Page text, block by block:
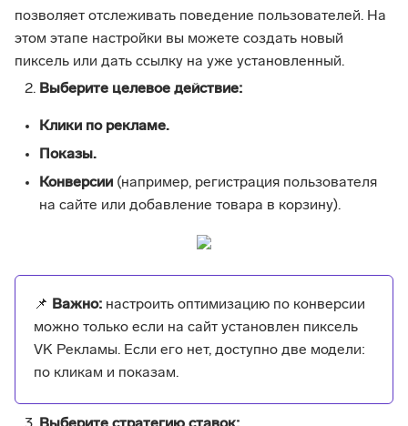
позволяет отслеживать поведение пользователей. На
этом этапе настройки вы можете создать новый
пиксель или дать ссылку на уже установленный.
Выберите целевое действие:
Клики по рекламе.
Показы.
Конверсии (например, регистрация пользователя
на сайте или добавление товара в корзину).
📌 Важно: настроить оптимизацию по конверсии
можно только если на сайт установлен пиксель
VK Рекламы. Если его нет, доступно две модели:
по кликам и показам.